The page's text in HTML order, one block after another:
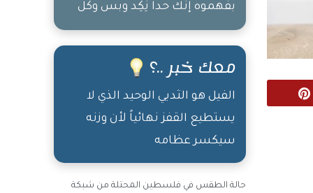
بفهموه إنّك حدا نِكِد وبس وكل
تصرّفاتك بتدل ع هيك، لأنه يا
عالحلوة معك وعالمُرة الله
معك
معك خبر ..؟
الفيل هو الثديي الوحيد الذي لا
يستطيع القفز نهائياً لأن وزنه
سيكسر عظامه
حالة الطقس في فلسطين المحتلة من شبكة